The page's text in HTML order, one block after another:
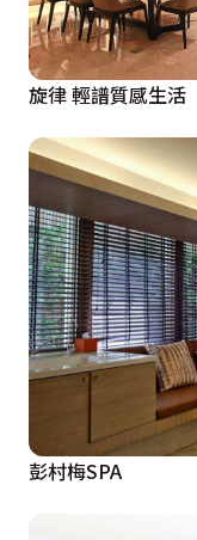
旋律 輕譜質感生活
彭村梅SPA